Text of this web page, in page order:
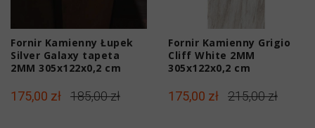
Fornir Kamienny Łupek
Silver Galaxy tapeta
2MM 305x122x0,2 cm
175,00 zł 185,00 zł
Fornir Kamienny Grigio
Cliff White 2MM
305x122x0,2 cm
175,00 zł 215,00 zł